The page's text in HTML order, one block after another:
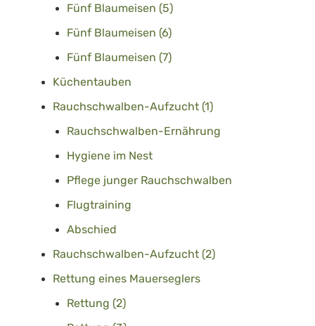
Fünf Blaumeisen (5)
Fünf Blaumeisen (6)
Fünf Blaumeisen (7)
Küchentauben
Rauchschwalben-Aufzucht (1)
Rauchschwalben-Ernährung
Hygiene im Nest
Pflege junger Rauchschwalben
Flugtraining
Abschied
Rauchschwalben-Aufzucht (2)
Rettung eines Mauerseglers
Rettung (2)